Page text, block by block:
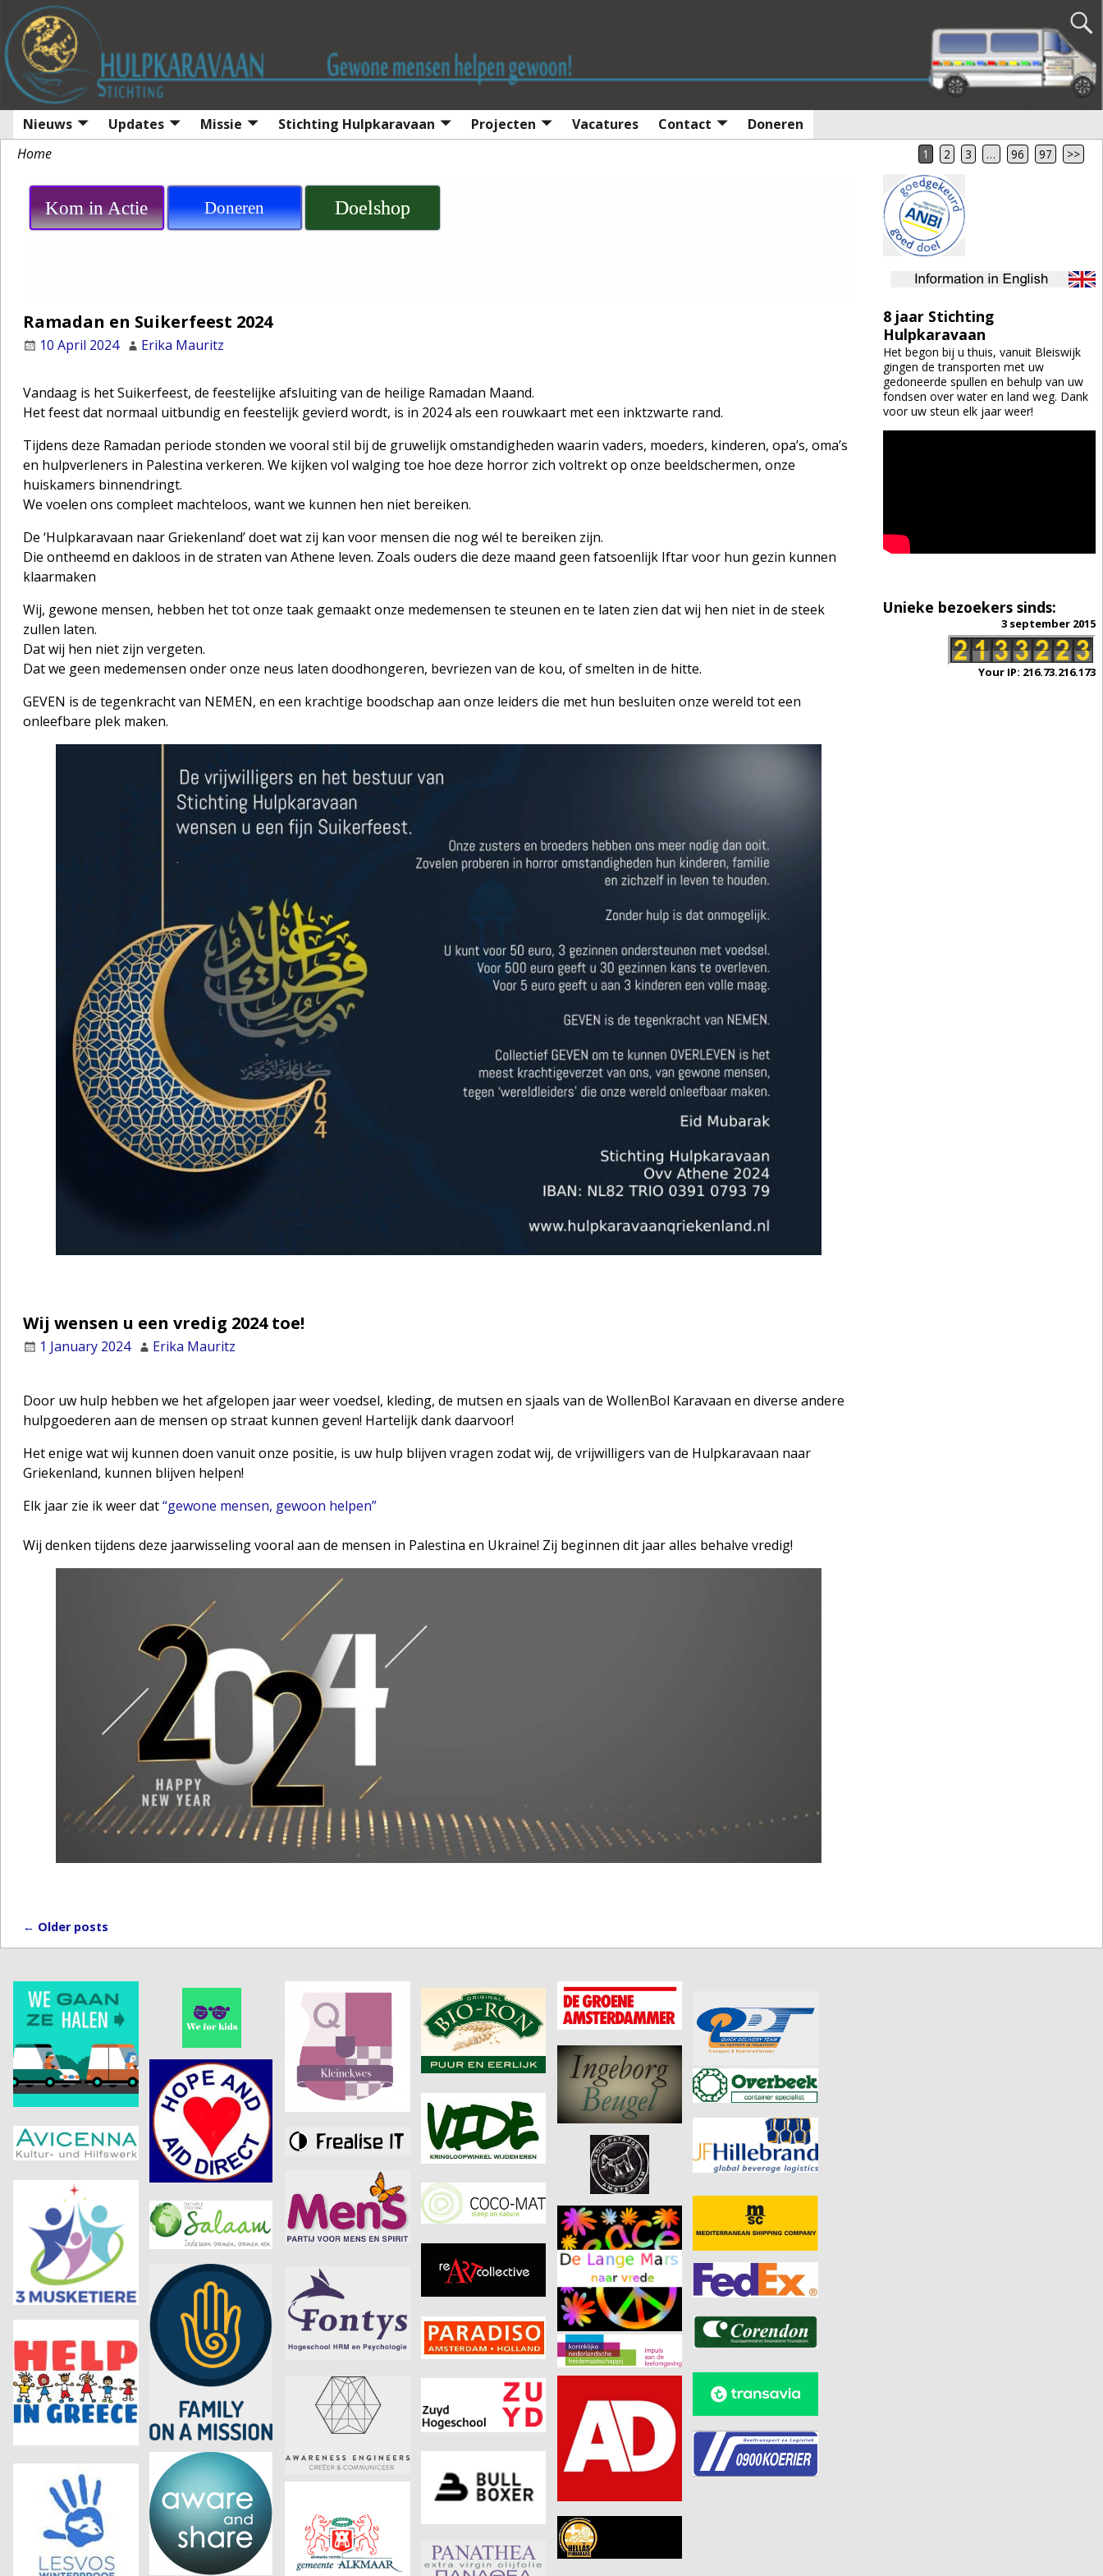
Nieuws Updates Missie Stichting Hulpkaravaan Projecten Vacatures Contact
Doneren
Home
1 2 3 … 96 97 >>
Kom in Actie Doneren Doelshop
Ramadan en Suikerfeest 2024
10 April 2024 Erika Mauritz
Vandaag is het Suikerfeest, de feestelijke afsluiting van de heilige Ramadan Maand.
Het feest dat normaal uitbundig en feestelijk gevierd wordt, is in 2024 als een rouwkaart met een inktzwarte rand.
Tijdens deze Ramadan periode stonden we vooral stil bij de gruwelijk omstandigheden waarin vaders, moeders, kinderen, opa’s, oma’s
en hulpverleners in Palestina verkeren. We kijken vol walging toe hoe deze horror zich voltrekt op onze beeldschermen, onze
huiskamers binnendringt.
We voelen ons compleet machteloos, want we kunnen hen niet bereiken.
De ‘Hulpkaravaan naar Griekenland’ doet wat zij kan voor mensen die nog wél te bereiken zijn.
Die ontheemd en dakloos in de straten van Athene leven. Zoals ouders die deze maand geen fatsoenlijk Iftar voor hun gezin kunnen
klaarmaken
Wij, gewone mensen, hebben het tot onze taak gemaakt onze medemensen te steunen en te laten zien dat wij hen niet in de steek
zullen laten.
Dat wij hen niet zijn vergeten.
Dat we geen medemensen onder onze neus laten doodhongeren, bevriezen van de kou, of smelten in de hitte.
GEVEN is de tegenkracht van NEMEN, en een krachtige boodschap aan onze leiders die met hun besluiten onze wereld tot een
onleefbare plek maken.
Wij wensen u een vredig 2024 toe!
1 January 2024 Erika Mauritz
Door uw hulp hebben we het afgelopen jaar weer voedsel, kleding, de mutsen en sjaals van de WollenBol Karavaan en diverse andere
hulpgoederen aan de mensen op straat kunnen geven! Hartelijk dank daarvoor!
Het enige wat wij kunnen doen vanuit onze positie, is uw hulp blijven vragen zodat wij, de vrijwilligers van de Hulpkaravaan naar
Griekenland, kunnen blijven helpen!
Elk jaar zie ik weer dat“gewone mensen, gewoon helpen”
Wij denken tijdens deze jaarwisseling vooral aan de mensen in Palestina en Ukraine! Zij beginnen dit jaar alles behalve vredig!
Post navigation
← Older posts
8 jaar Stichting
Hulpkaravaan
Het begon bij u thuis, vanuit Bleiswijk
gingen de transporten met uw
gedoneerde spullen en behulp van uw
fondsen over water en land weg. Dank
voor uw steun elk jaar weer!
Unieke bezoekers sinds:
3 september 2015
Your IP: 216.73.216.173